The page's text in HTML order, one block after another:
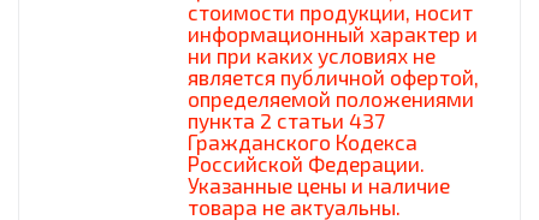
стоимости продукции, носит
информационный характер и
ни при каких условиях не
является публичной офертой,
определяемой положениями
пункта 2 статьи 437
Гражданского Кодекса
Российской Федерации.
Указанные цены и наличие
товара не актуальны.